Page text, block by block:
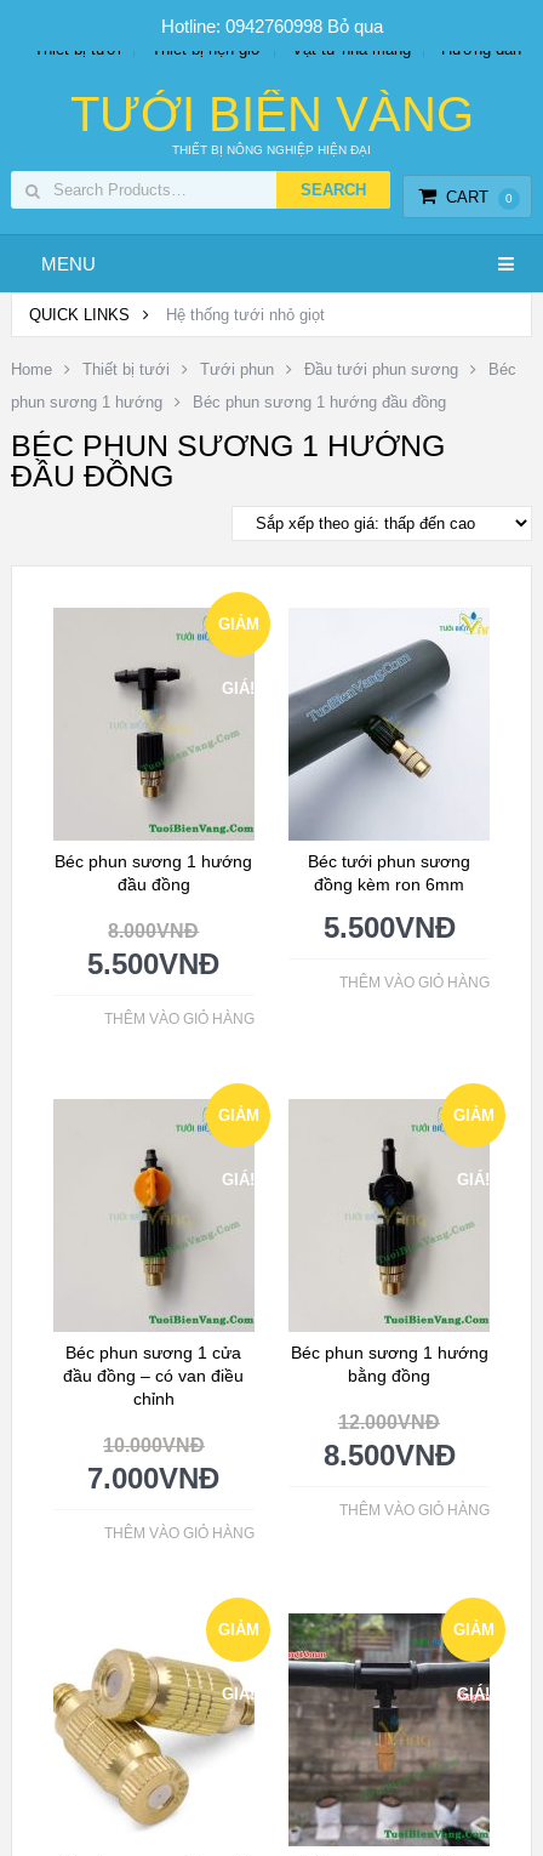
SP PHUN SƯƠNG GIÁ TỐT Bộ KIT tưới
Thiết bị tưới
Thiết bị hẹn giờ Vật tư nhà màng Hướng dẫn
TƯỚI BIỂN VÀNG
THIẾT BỊ NÔNG NGHIỆP HIỆN ĐẠI
CART 0
MENU
QUICK LINKS Hệ thống tưới nhỏ giọt
Home Thiết bị tưới Tưới phun Đầu tưới phun sương
Béc
phun sương 1 hướng
Béc phun sương 1 hướng đầu đồng
BÉC PHUN SƯƠNG 1 HƯỚNG
ĐẦU ĐỒNG
GIẢM
GIÁ!
Béc phun sương 1 hướng
đầu đồng
8.000VNĐ
5.500VNĐ
THÊM VÀO GIỎ HÀNG
Béc tưới phun sương
đồng kèm ron 6mm
5.500VNĐ
THÊM VÀO GIỎ HÀNG
GIẢM
GIÁ!
Béc phun sương 1 cửa
đầu đồng – có van điều
chỉnh
10.000VNĐ
7.000VNĐ
THÊM VÀO GIỎ HÀNG
GIẢM
GIÁ!
Béc phun sương 1 hướng
bằng đồng
12.000VNĐ
8.500VNĐ
THÊM VÀO GIỎ HÀNG
GIẢM
GIÁ!
GIẢM
GIÁ!
Hotline: 0942760998 Bỏ qua